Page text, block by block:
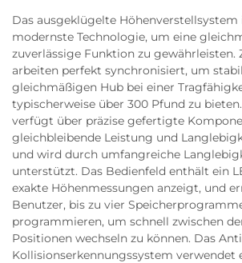
Das ausgeklügelte
modernste Technologie, um eine
zuverlässige Funktion zu gewährleisten.
arbeiten perfekt synchronisiert, um
gleichmäßigen Hub bei einer
typischerweise über 300 Pfund zu
verfügt über präzise gefertigte
gleichbleibende Leistung und
und wird durch umfangreiche
unterstützt. Das Bedienfeld enthält ein
exakte Höhenmessungen anzeigt, und
Benutzer, bis zu vier
programmieren, um schnell zwischen
Positionen wechseln zu können. Das
Kollisionserkennungssystem verwendet